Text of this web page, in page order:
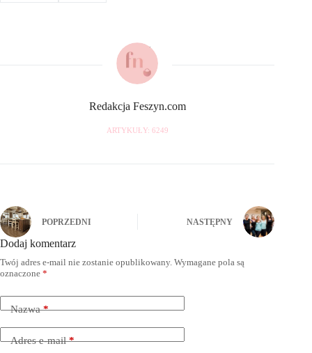
Redakcja Feszyn.com
ARTYKUŁY: 6249
POPRZEDNI NASTĘPNY
Dodaj komentarz
Twój adres e-mail nie zostanie opublikowany. Wymagane pola są
oznaczone *
Nazwa*
Adres e-mail*